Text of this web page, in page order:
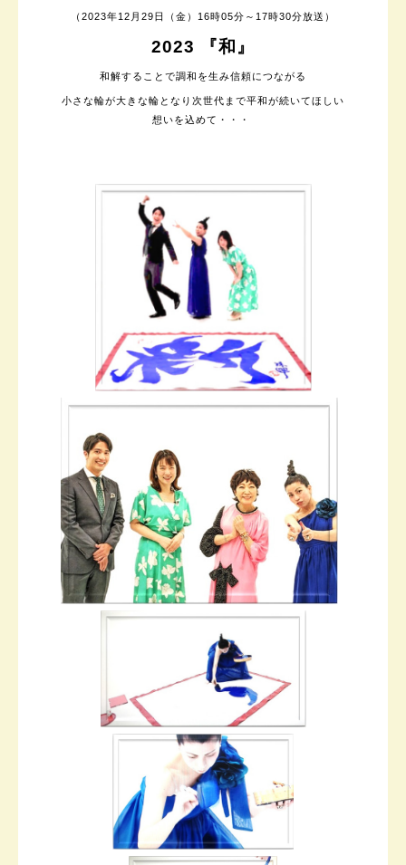
（2023年12月29日（金） 16時05分～17時30分放送）
2023 『和』
和解することで調和を生み信頼につながる
小さな輪が大きな輪となり次世代まで平和が続いてほしい
想いを込めて・・・